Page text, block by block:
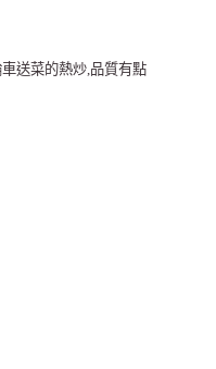
送菜的熱炒,品質有點